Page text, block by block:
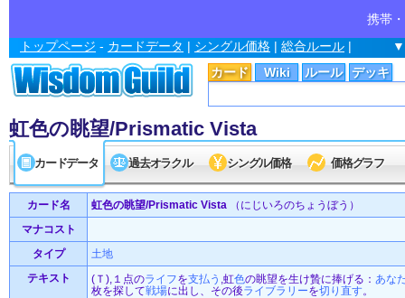
携帯
カード Wiki ルール デッキ
トップページ - カードデータ | シングル価格 | 総合ルール |
虹色の眺望/Prismatic Vista
カードデータ 過去オラクル シングル価格 価格グラフ
カード名 虹色の眺望/Prismatic Vista （にじいろのちょうぼう）
マナコスト
タイプ
土地
テキスト
(Ｔ),１点のライフを支払う ,虹色の眺望を生け贄に捧げる： あな
枚を探して戦場に出し、その後ライブラリーを切り直す。